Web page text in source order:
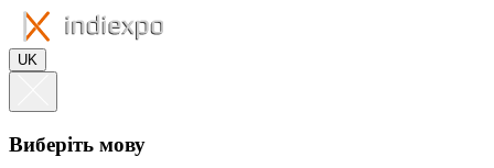
UK
Виберіть мову